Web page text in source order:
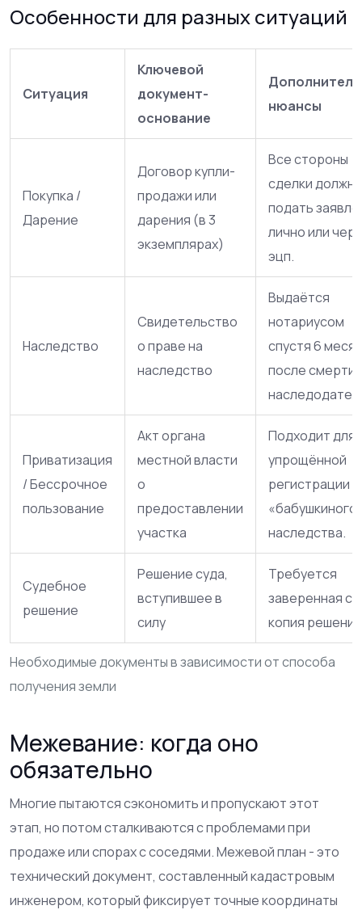
Особенности для разных ситуаций
Необходимые документы в зависимости от способа
получения земли
Ситуация
Ключевой
документ-
основание
нюансы
Покупка /
Дарение
Договор купли-
продажи или
дарения (в 3
экземплярах)
Все стороны
сделки должны
подать
лично или
эцп.
Наследство
Свидетельство
о праве на
наследство
Выдаётся
нотариусом
спустя 6
после смерти
Приватизация
/ Бессрочное
пользование
Акт органа
местной власти
о
предоставлении
участка
Подходит для
упрощённой
регистрации
наследства.
Судебное
решение
Решение суда,
вступившее в
силу
Требуется
заверенная
копия
Межевание: когда оно
обязательно
Многие пытаются сэкономить и пропускают этот
этап, но потом сталкиваются с проблемами при
продаже или спорах с соседями.Межевой план - это
технический документ, составленный кадастровым
инженером, который фиксирует точные координаты